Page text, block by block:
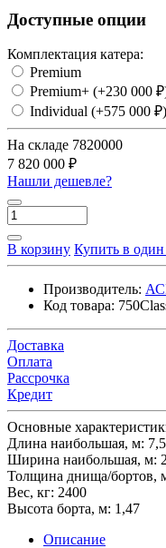
Доступные опции
Комплектация катера:
Premium
Premium+ (+230 000
Individual (+575 000 ₽)
На складе 7820000
7 820 000 ₽
Нашли дешевле?
В корзину Купить в
Производитель:
Код товара:
Доставка
Оплата
Рассрочка
Кредит
Основные
Длина наибольшая, м: 7,5
Ширина наибольшая, м:
Толщина днища/бортов,
Вес, кг: 2400
Высота борта, м: 1,47
Описание